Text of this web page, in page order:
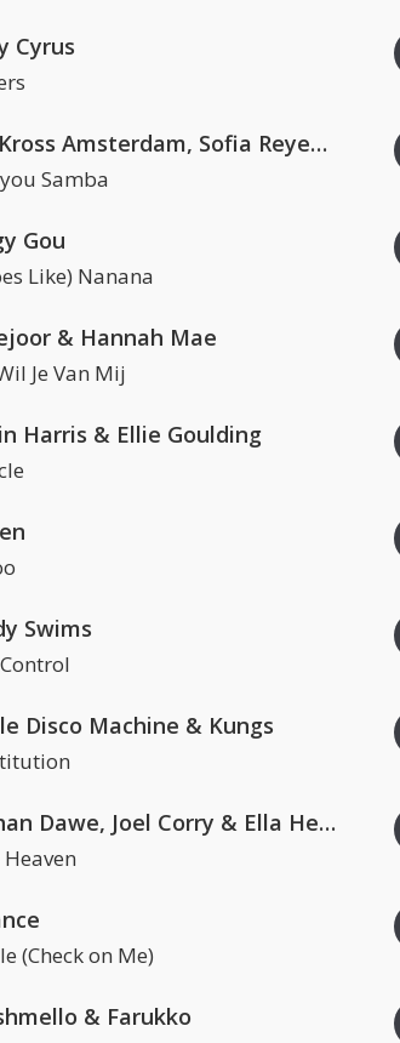
Cyrus
Kris Kross Amsterdam, Sofia Reyes & Tinie Tempah
Samba
Gou
Like) Nanana
& Hannah Mae
Je Van Mij
Harris & Ellie Goulding
Swims
Disco Machine & Kungs
Nathan Dawe, Joel Corry & Ella Henderson
(Check on Me)
& Farukko